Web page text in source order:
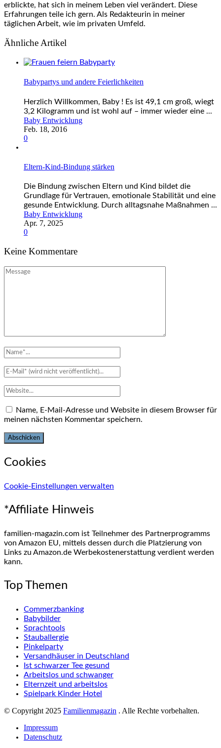
erblickte, hat sich in meinem Leben viel verändert. Diese
Erfahrungen teile ich gern. Als Redakteurin in meiner
täglichen Arbeit, wie im privaten Umfeld.
Ähnliche Artikel
Babypartys und andere Feierlichkeiten
Herzlich Willkommen, Baby ! Es ist 49,1 cm groß, wiegt
3,2 Kilogramm und ist wohl auf – immer wieder eine ...
Baby Entwicklung
Feb. 18, 2016
0
Eltern-Kind-Bindung stärken
Die Bindung zwischen Eltern und Kind bildet die
Grundlage für Vertrauen, emotionale Stabilität und eine
gesunde Entwicklung. Durch alltagsnahe Maßnahmen ...
Baby Entwicklung
Apr. 7, 2025
0
Keine Kommentare
Name, E-Mail-Adresse und Website in diesem Browser für
meinen nächsten Kommentar speichern.
Cookies
Cookie-Einstellungen verwalten
*Affiliate Hinweis
familien-magazin.com ist Teilnehmer des Partnerprogramms
von Amazon EU, mittels dessen durch die Platzierung von
Links zu Amazon.de Werbekostenerstattung verdient werden
kann.
Top Themen
Commerzbanking
Babybilder
Sprachtools
Stauballergie
Pinkelparty
Versandhäuser in Deutschland
Ist schwarzer Tee gesund
Arbeitslos und schwanger
Elternzeit und arbeitslos
Spielpark Kinder Hotel
© Copyright 2025 Familienmagazin . Alle Rechte vorbehalten.
Impressum
Datenschutz